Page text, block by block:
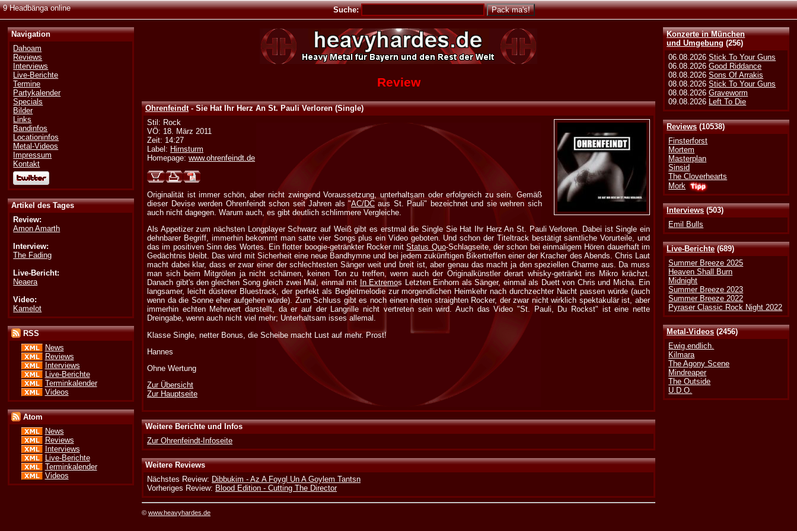
9 Headbänga online Suche:
Konzerte in München
und Umgebung (256)
06.08.2026Stick To Your Guns
06.08.2026Good Riddance
08.08.2026Sons Of Arrakis
08.08.2026Stick To Your Guns
08.08.2026Graveworm
09.08.2026 Left To Die
Reviews(10538)
Finsterforst
Mortem
Masterplan
Sinsid
The Cloverhearts
Mork
Interviews(503)
Emil Bulls
Live-Berichte(689)
Summer Breeze 2025
Heaven Shall Burn
Midnight
Summer Breeze 2023
Summer Breeze 2022
Pyraser Classic Rock Night 2022
Metal-Videos(2456)
Ewig.endlich.
Kilmara
The Agony Scene
Mindreaper
The Outside
U.D.O.
Navigation
Dahoam
Reviews
Interviews
Live-Berichte
Termine
Partykalender
Specials
Bilder
Links
Bandinfos
Locationinfos
Metal-Videos
Impressum
Kontakt
Artikel des Tages
Review:
Amon Amarth
Interview:
The Fading
Live-Bericht:
Neaera
Video:
Kamelot
RSS
News
Reviews
Interviews
Live-Berichte
Terminkalender
Videos
Atom
News
Reviews
Interviews
Live-Berichte
Terminkalender
Videos
Review
Ohrenfeindt- Sie Hat Ihr Herz An St. Pauli Verloren (Single)
Stil: Rock
VÖ: 18. März 2011
Zeit: 14:27
Label: Hirnsturm
Homepage:www.ohrenfeindt.de
Originalität ist immer schön, aber nicht zwingend Voraussetzung, unterhaltsam oder erfolgreich zu sein. Gemäß
dieser Devise werden Ohrenfeindt schon seit Jahren als "AC/DC aus St. Pauli" bezeichnet und sie wehren sich
auch nicht dagegen. Warum auch, es gibt deutlich schlimmere Vergleiche.
Als Appetizer zum nächsten Longplayer Schwarz auf Weiß gibt es erstmal die Single Sie Hat Ihr Herz An St. Pauli Verloren. Dabei ist Single ein
dehnbarer Begriff, immerhin bekommt man satte vier Songs plus ein Video geboten. Und schon der Titeltrack bestätigt sämtliche Vorurteile, und
das im positiven Sinn des Wortes. Ein flotter boogie-getränkter Rocker mitStatus Quo-Schlagseite, der schon bei einmaligem Hören dauerhaft im
Gedächtnis bleibt. Das wird mit Sicherheit eine neue Bandhymne und bei jedem zukünftigen Bikertreffen einer der Kracher des Abends. Chris Laut
macht dabei klar, dass er zwar einer der schlechtesten Sänger weit und breit ist, aber genau das macht ja den speziellen Charme aus. Da muss
man sich beim Mitgrölen ja nicht schämen, keinen Ton zu treffen, wenn auch der Originalkünstler derart whisky-getränkt ins Mikro krächzt.
Danach gibt's den gleichen Song gleich zwei Mal, einmal mit In Extremos Letzten Einhorn als Sänger, einmal als Duett von Chris und Micha. Ein
langsamer, leicht düsterer Bluestrack, der perfekt als Begleitmelodie zur morgendlichen Heimkehr nach durchzechter Nacht passen würde (auch
wenn da die Sonne eher aufgehen würde). Zum Schluss gibt es noch einen netten straighten Rocker, der zwar nicht wirklich spektakulär ist, aber
immerhin echten Mehrwert darstellt, da er auf der Langrille nicht vertreten sein wird. Auch das Video "St. Pauli, Du Rockst" ist eine nette
Dreingabe, wenn auch nicht viel mehr; Unterhaltsam isses allemal.
Klasse Single, netter Bonus, die Scheibe macht Lust auf mehr. Prost!
Hannes
Ohne Wertung
Zur Übersicht
Zur Hauptseite
Weitere Berichte und Infos
Zur Ohrenfeindt-Infoseite
Weitere Reviews
Nächstes Review: Dibbukim - Az A Foygl Un A Goylem Tantsn
Vorheriges Review: Blood Edition - Cutting The Director
©www.heavyhardes.de